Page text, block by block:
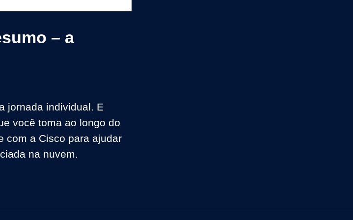
– a
jornada individual. E
você toma ao longo do
com a Cisco para ajudar
na nuvem.